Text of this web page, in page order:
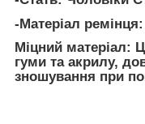
-Матеріал
Міцний матеріал:
гуми та акрилу,
зношування при